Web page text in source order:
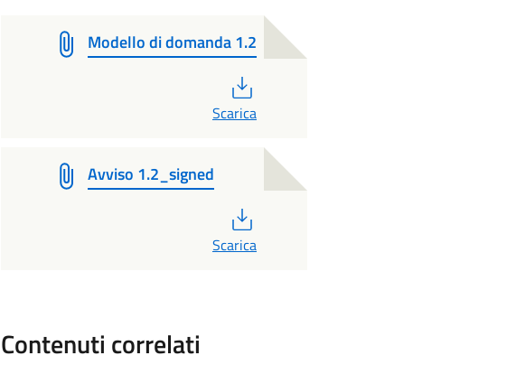
Modello di domanda 1.2
Scarica
Avviso 1.2_signed
Scarica
Contenuti correlati